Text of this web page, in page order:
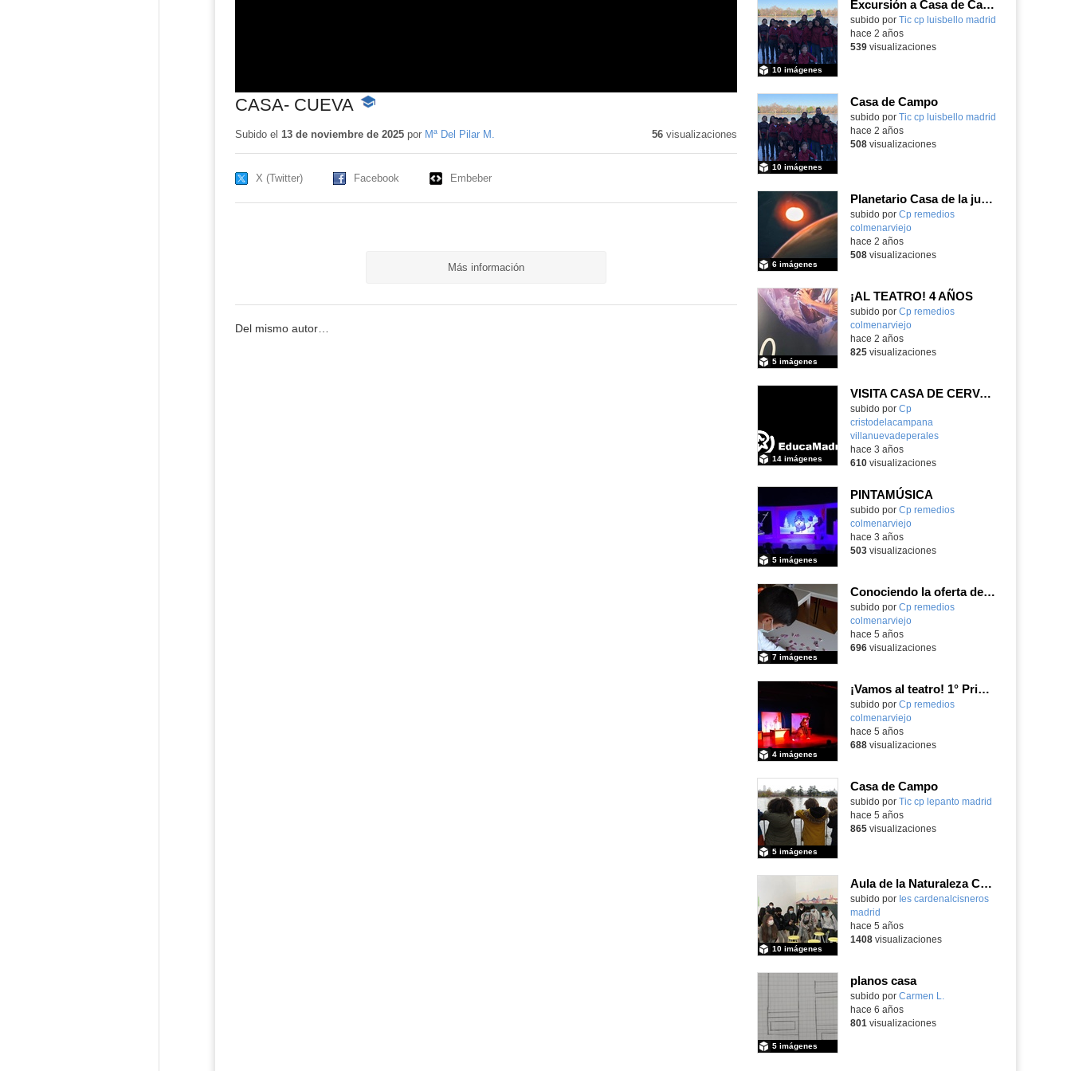
CASA- CUEVA -
educativo
Subido el 13 de noviembre de 2025por Mª Del Pilar M. 56visualizaciones
X (Twitter) Facebook Embeber
Más información
Del mismo autor…
Excursión a Casa de Campo 5ºEP
subido por Tic cp luisbello madrid
10 imágenes
hace 2 años
539visualizaciones
Casa de Campo
subido por Tic cp luisbello madrid
10 imágenes
hace 2 años
508visualizaciones
Planetario Casa de la juventud
Contenido educativo.
subido por Cp remedios
colmenarviejo
6 imágenes
-
hace 2 años
508visualizaciones
¡AL TEATRO! 4 AÑOS
Contenido educativo.
subido por Cp remedios
colmenarviejo
5 imágenes
-
hace 2 años
825visualizaciones
VISITA CASA DE CERVANTES EN ESQUIVIAS (TOLEDO)
subido por Cp
cristodelacampana
villanuevadeperales
14 imágenes
-
hace 3 años
610visualizaciones
PINTAMÚSICA
Contenido educativo.
subido por Cp remedios
colmenarviejo
5 imágenes
-
hace 3 años
503visualizaciones
Conociendo la oferta de ocio constructivo de la "La Casa de la Juventud". 6° Primaria
Contenido educativo.
subido por Cp remedios
colmenarviejo
7 imágenes
-
hace 5 años
696visualizaciones
¡Vamos al teatro! 1° Primaria
Contenido educativo.
subido por Cp remedios
colmenarviejo
4 imágenes
-
hace 5 años
688visualizaciones
Casa de Campo
subido por Tic cp lepanto madrid
5 imágenes
hace 5 años
865visualizaciones
Aula de la Naturaleza Casa de Campo Mayo 2021 1º ESO
subido por Ies cardenalcisneros
madrid
10 imágenes
hace 5 años
1408visualizaciones
planos casa
Contenido educativo.
subido por Carmen L.
5 imágenes
hace 6 años
801 visualizaciones